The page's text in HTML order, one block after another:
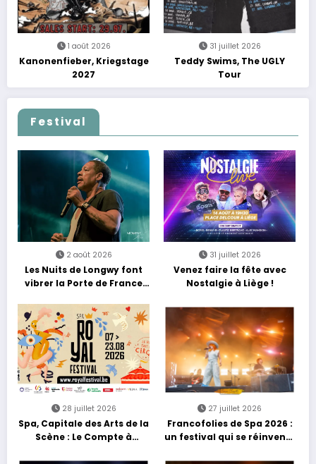
1 août 2026
Kanonenfieber, Kriegstage
2027
31 juillet 2026
Teddy Swims, The UGLY
Tour
Festival
2 août 2026
Les Nuits de Longwy font
vibrer la Porte de France
découvertes et énergie
reggae
31 juillet 2026
Venez faire la fête avec
Nostalgie à Liège !
28 juillet 2026
Spa, Capitale des Arts de la
Scène : Le Compte à
27 juillet 2026
Francofolies de Spa 2026 :
un festival qui se réinvente